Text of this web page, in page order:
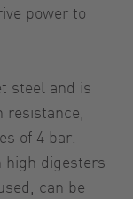
power to
steel and is
of 4 bar.
high digesters
can be